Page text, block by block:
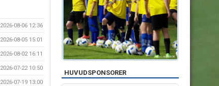
2026-08-06 12:36
2026-08-05 15:01
2026-08-02 16:11
2026-07-22 10:50
2026-07-19 13:00
HUVUDSPONSORER